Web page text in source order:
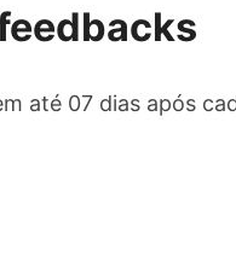
até 07 dias após